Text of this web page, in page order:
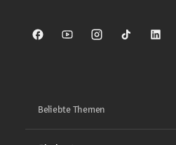
Sparkasse auf Facebook
Sparkasse auf Youtube
Sparkasse auf
Sparkasse
Beliebte Themen